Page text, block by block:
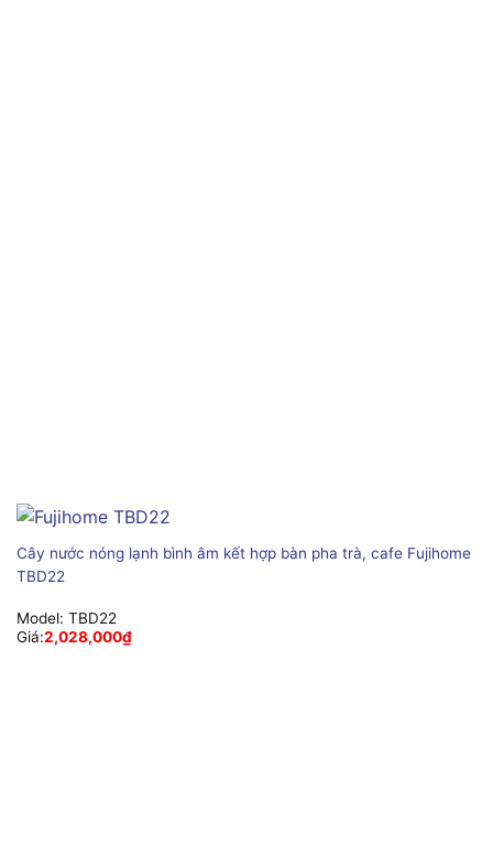
Cây nước nóng lạnh bình âm kết hợp bàn pha trà, cafe Fujihome
TBD22
Model: TBD22
Giá:2,028,000₫